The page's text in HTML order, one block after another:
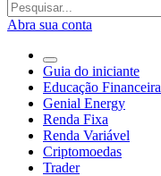
Abra sua conta
Guia do iniciante
Educação Financeira
Genial Energy
Renda Fixa
Renda Variável
Criptomoedas
Trader